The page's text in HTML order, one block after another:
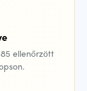
ellenőrzött